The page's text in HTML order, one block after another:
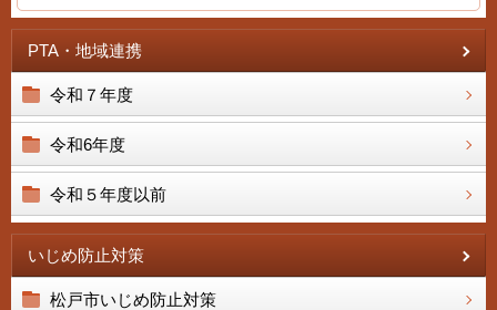
PTA・地域連携
令和７年度
令和6年度
令和５年度以前
いじめ防止対策
松戸市いじめ防止対策